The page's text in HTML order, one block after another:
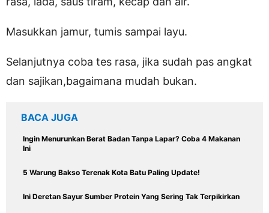
Masukkan jamur, tumis sampai layu.
Selanjutnya coba tes rasa, jika sudah pas angkat
dan sajikan,bagaimana mudah bukan.
BACA JUGA
Ingin Menurunkan Berat Badan Tanpa Lapar? Coba 4 Makanan
Ini
5 Warung Bakso Terenak Kota Batu Paling Update!
Ini Deretan Sayur Sumber Protein Yang Sering Tak Terpikirkan